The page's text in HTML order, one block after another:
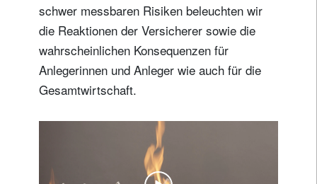
schwer messbaren Risiken beleuchten wir
die Reaktionen der Versicherer sowie die
wahrscheinlichen Konsequenzen für
Anlegerinnen und Anleger wie auch für die
Gesamtwirtschaft.